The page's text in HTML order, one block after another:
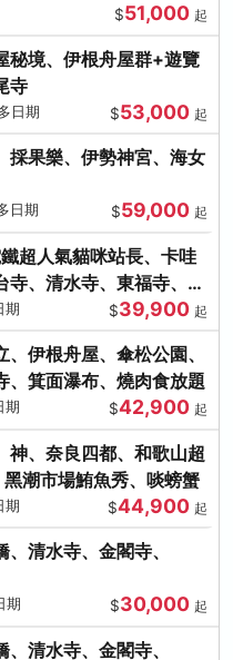
$51,000 起
秘境、伊根舟屋群+遊覽
寺
日期 $53,000 起
採果樂、伊勢神宮、海女
日期 $59,000 起
超人氣貓咪站長、卡哇
、清水寺、東福寺、伊
期 $39,900 起
伊根舟屋、傘松公園、
、箕面瀑布、燒肉食放題
期 $42,900 起
神、奈良四都、和歌山超
潮市場鮪魚秀、啖螃蟹
期 $44,900 起
清水寺、金閣寺、
期 $30,000 起
清水寺、金閣寺、